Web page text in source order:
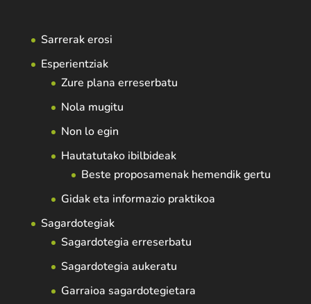
Sarrerak erosi
Esperientziak
Zure plana erreserbatu
Nola mugitu
Non lo egin
Hautatutako ibilbideak
Beste proposamenak hemendik gertu
Gidak eta informazio praktikoa
Sagardotegiak
Sagardotegia erreserbatu
Sagardotegia aukeratu
Garraioa sagardotegietara